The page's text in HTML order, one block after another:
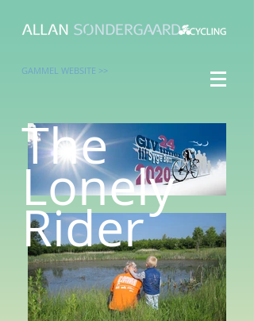
GAMMEL WEBSITE >>
The
Lonely
Rider